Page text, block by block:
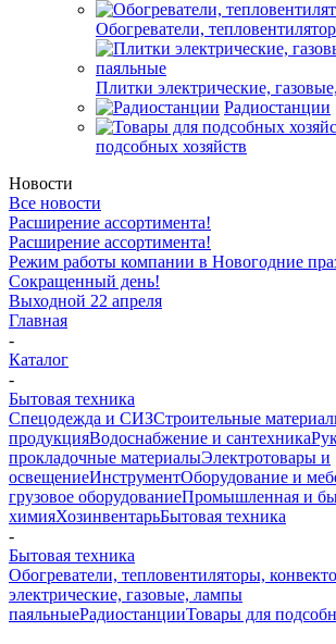
Обогреватели,
Плитки электрические,
Радиостанции
подсобных хозяйств
Новости
Все новости
Расширение ассортимента!
Расширение ассортимента!
Режим работы компании в Новогодние
Сокращенный день!
Выходной 22 апреля
Главная
-
Каталог
-
Бытовая техника
Спецодежда и СИЗСтроительные
продукцияВодоснабжение и сантехника
прокладочные материалыЭлектротовары и
освещениеИнструментОборудование и
грузовое оборудованиеПромышленная и
химияХозинвентарьБытовая техника
-
Бытовая техника
Обогреватели, тепловентиляторы,
электрические, газовые, лампы
паяльныеРадиостанцииТовары для